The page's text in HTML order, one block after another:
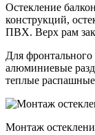
Остекление
конструкций,
ПВХ. Верх рам
Для фронтального
алюминиевые
теплые
Монтаж